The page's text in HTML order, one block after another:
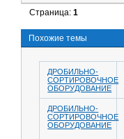
Страница:1
Похожие темы
ДРОБИЛЬНО-
СОРТИРОВОЧНОЕ
ОБОРУДОВАНИЕ
ДРОБИЛЬНО-
СОРТИРОВОЧНОЕ
ОБОРУДОВАНИЕ